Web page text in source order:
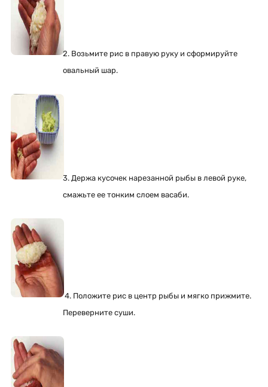
2. Возьмите рис в правую руку и сформируйте
овальный шар.
3. Держа кусочек нарезанной рыбы в левой руке,
смажьте ее тонким слоем васаби.
4. Положите рис в центр рыбы и мягко прижмите.
Переверните суши.